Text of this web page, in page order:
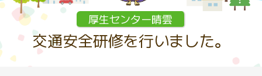
厚生センター晴雲
交通安全研修を行いました。